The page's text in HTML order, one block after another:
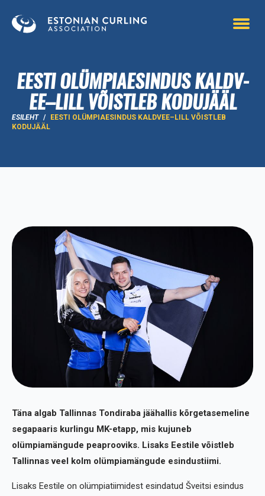
Skip
to
EESTI OLÜMP­IAESI­NDUS KALDV­
EE–LI­LL VÕISTLEB KODUJÄÄL
ESILEHT /
EESTI OLÜMPIAESINDUS KALDVEE–LILL VÕISTLEB
KODUJÄÄL
Täna algab Tallinnas Tondiraba jäähallis kõrgetasemeline
segapaaris kurlingu MK-etapp, mis kujuneb
olümpiamängude peaprooviks. Lisaks Eestile võistleb
Tallinnas veel kolm olümpiamängude esindustiimi.
Lisaks Eestile on olümpiatiimidest esindatud Šveitsi esindus